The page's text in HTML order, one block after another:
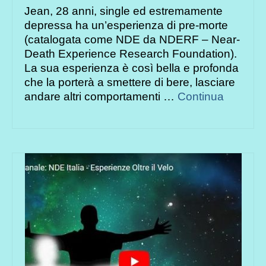
Jean, 28 anni, single ed estremamente
depressa ha un’esperienza di pre-morte
(catalogata come NDE da NDERF – Near-
Death Experience Research Foundation).
La sua esperienza è così bella e profonda
che la porterà a smettere di bere, lasciare
andare altri comportamenti … Continua